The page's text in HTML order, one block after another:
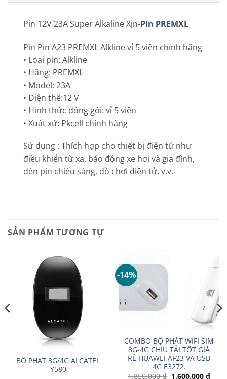
Pin 12V 23A Super Alkaline Xịn-Pin PREMXL
Pin Pin A23 PREMXL Alkline vỉ 5 viên chính hãng
• Loại pin: Alkline
• Hãng: PREMXL
• Model: 23A
• Điện thế:12 V
• Hình thức đóng gói: vỉ 5 viên
• Xuất xứ: Pkcell chính hãng
Sử dụng : Thích hợp cho thiết bị điện tử như
điều khiển từ xa, báo động xe hơi và gia đình,
đèn pin chiếu sáng, đồ chơi điện tử, v.v.
SẢN PHẨM TƯƠNG TỰ
BỘ PHÁT 3G/4G ALCATEL
Y580
-14%
COMBO BỘ PHÁT WIFI SIM
3G-4G CHỊU TẢI TỐT GIÁ
RẺ HUAWEI AF23 VÀ USB
4G E3272.
1.850.000₫ Giá
1.600.000 ₫Giá